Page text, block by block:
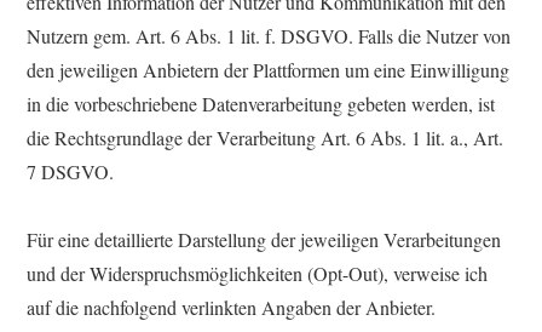
Nutzern gem. Art. 6 Abs. 1 lit. f. DSGVO. Falls die Nutzer von
den jeweiligen Anbietern der Plattformen um eine Einwilligung
in die vorbeschriebene Datenverarbeitung gebeten werden, ist
die Rechtsgrundlage der Verarbeitung Art. 6 Abs. 1 lit. a., Art.
7 DSGVO.
Für eine detaillierte Darstellung der jeweiligen Verarbeitungen
und der Widerspruchsmöglichkeiten (Opt-Out), verweise ich
auf die nachfolgend verlinkten Angaben der Anbieter.